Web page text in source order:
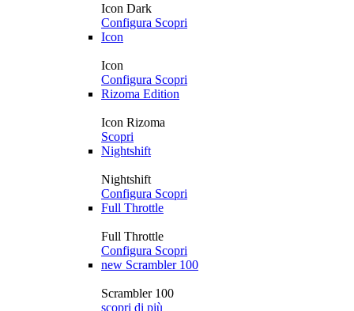
Icon Dark
Configura Scopri
Icon
Icon
Configura Scopri
Rizoma Edition
Icon Rizoma
Scopri
Nightshift
Nightshift
Configura Scopri
Full Throttle
Full Throttle
Configura Scopri
new Scrambler 100
Scrambler 100
scopri di più